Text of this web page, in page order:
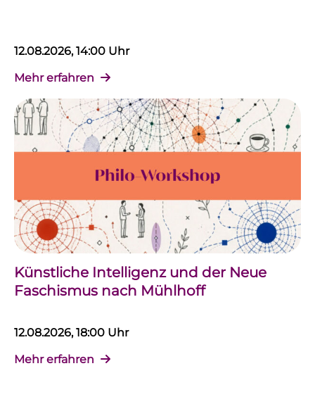
12.08.2026, 14:00 Uhr
Mehr erfahren
Künstliche Intelligenz und der Neue
Faschismus nach Mühlhoff
12.08.2026, 18:00 Uhr
Mehr erfahren